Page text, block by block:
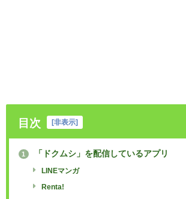
目次 [非表示]
1 「ドクムシ」を配信しているアプリ
LINEマンガ
Renta!